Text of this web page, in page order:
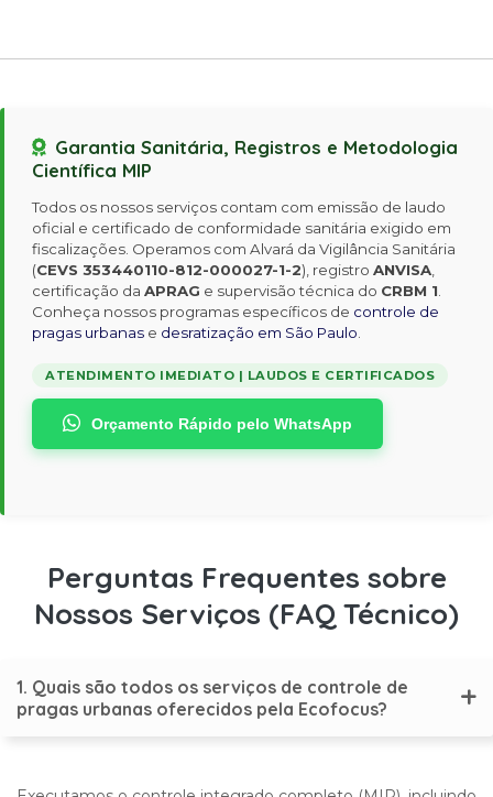
Garantia Sanitária, Registros e Metodologia
Científica MIP
Todos os nossos serviços contam com emissão de laudo
oficial e certificado de conformidade sanitária exigido em
fiscalizações. Operamos com Alvará da Vigilância Sanitária
(CEVS 353440110-812-000027-1-2), registro ANVISA
certificação da APRAG e supervisão técnica do CRBM 1
Conheça nossos programas específicos de controle de
pragas urbanas e desratização em São Paulo
ATENDIMENTO IMEDIATO | LAUDOS E CERTIFICADOS
Orçamento Rápido pelo WhatsApp
Perguntas Frequentes sobre
Nossos Serviços (FAQ Técnico)
1. Quais são todos os serviços de controle de
pragas urbanas oferecidos pela Ecofocus?